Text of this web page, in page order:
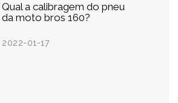
Qual a calibragem do pneu
da moto bros 160?
2022-01-17